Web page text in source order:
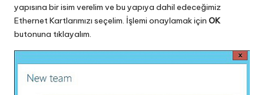
yapısına bir isim verelim ve bu yapıya dahil edeceğimiz
Ethernet Kartlarımızı seçelim. İşlemi onaylamak için OK
butonuna tıklayalım.